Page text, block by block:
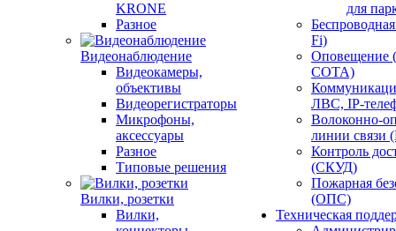
KRONE
Разное
Видеонаблюдение
Видеокамеры,
объективы
Видеорегистраторы
Микрофоны,
аксессуары
Разное
Типовые решения
Вилки, розетки
Вилки,
для
Fi)
СОТА)
ЛВС, IP-
Волоконно-
линии
Контроль
(СКУД)
Пожарная
(ОПС)
Техническая